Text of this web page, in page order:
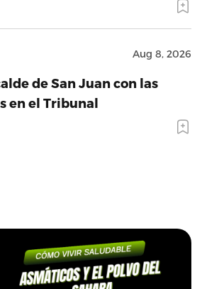
Aug 8, 2026
de San Juan con las
en el Tribunal